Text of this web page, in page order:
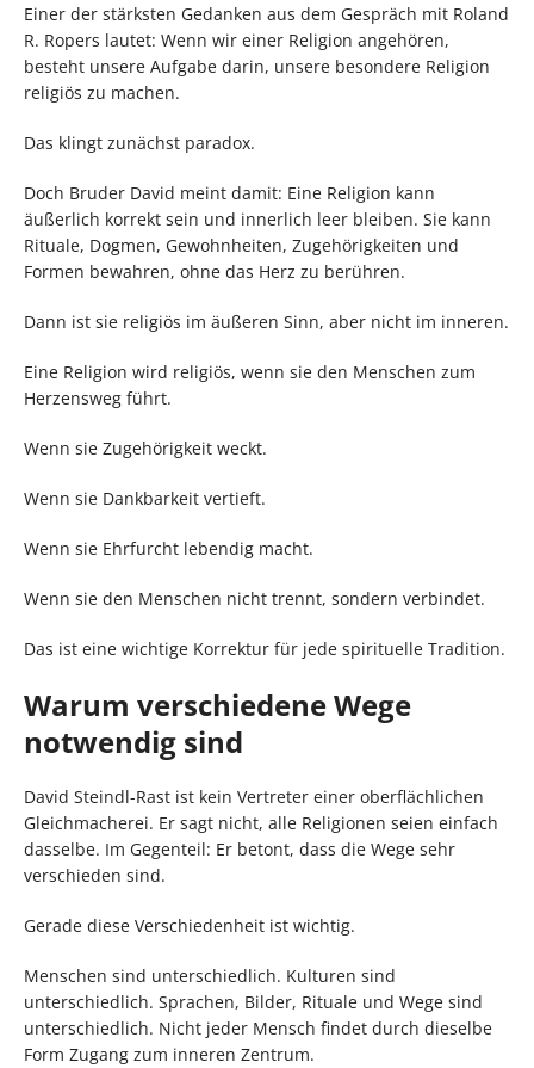
Einer der stärksten Gedanken aus dem Gespräch mit Roland
R. Ropers lautet: Wenn wir einer Religion angehören,
besteht unsere Aufgabe darin, unsere besondere Religion
religiös zu machen.
Das klingt zunächst paradox.
Doch Bruder David meint damit: Eine Religion kann
äußerlich korrekt sein und innerlich leer bleiben. Sie kann
Rituale, Dogmen, Gewohnheiten, Zugehörigkeiten und
Formen bewahren, ohne das Herz zu berühren.
Dann ist sie religiös im äußeren Sinn, aber nicht im inneren.
Eine Religion wird religiös, wenn sie den Menschen zum
Herzensweg führt.
Wenn sie Zugehörigkeit weckt.
Wenn sie Dankbarkeit vertieft.
Wenn sie Ehrfurcht lebendig macht.
Wenn sie den Menschen nicht trennt, sondern verbindet.
Das ist eine wichtige Korrektur für jede spirituelle Tradition.
Warum verschiedene Wege
notwendig sind
David Steindl-Rast ist kein Vertreter einer oberflächlichen
Gleichmacherei. Er sagt nicht, alle Religionen seien einfach
dasselbe. Im Gegenteil: Er betont, dass die Wege sehr
verschieden sind.
Gerade diese Verschiedenheit ist wichtig.
Menschen sind unterschiedlich. Kulturen sind
unterschiedlich. Sprachen, Bilder, Rituale und Wege sind
unterschiedlich. Nicht jeder Mensch findet durch dieselbe
Form Zugang zum inneren Zentrum.